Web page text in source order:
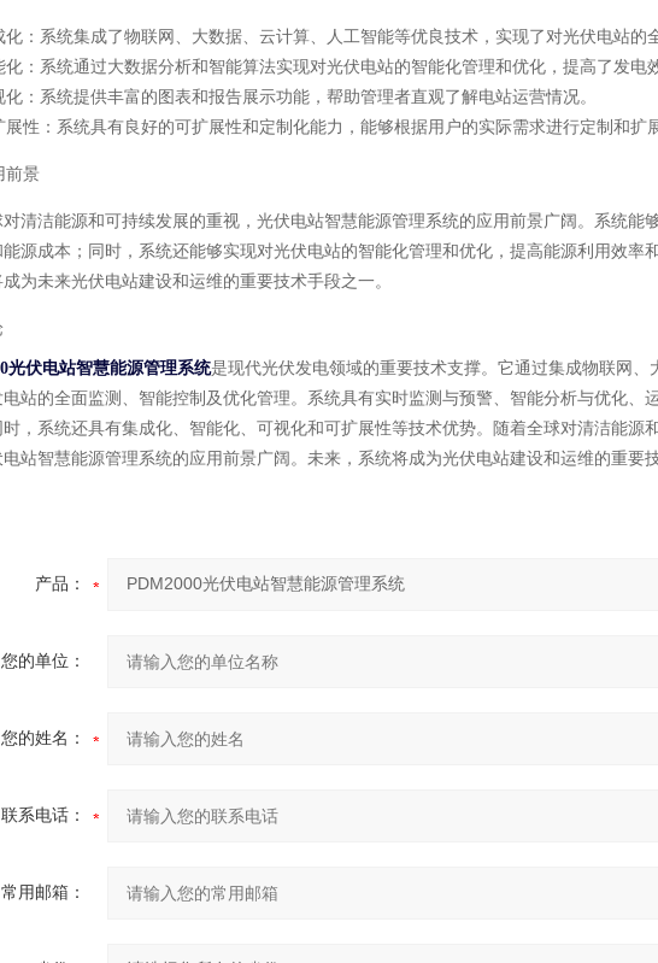
化 ：系统集成了物联网、大数据、云计算、人工智能等优良技术，实现了对光伏电站的
化 ：系统通过大数据分析和智能算法实现对光伏电站的智能化管理和优化，提高了发电
化 ：系统提供丰富的图表和报告展示功能，帮助管理者直观了解电站运营情况。
展性 ：系统具有良好的可扩展性和定制化能力，能够根据用户的实际需求进行定制和扩
前景
对清洁能源和可持续发展的重视，光伏电站智慧能源管理系统的应用前景广阔。系统能
源成本；同时，系统还能够实现对光伏电站的智能化管理和优化，提高能源利用效率
为未来光伏电站建设和运维的重要技术手段之一。
光伏电站智慧能源管理系统是现代光伏发电领域的重要技术支撑。它通过集成物联网
站的全面监测、智能控制及优化管理。系统具有实时监测与预警、智能分析与优化、
，系统还具有集成化、智能化、可视化和可扩展性等技术优势。随着全球对清洁能源
电站智慧能源管理系统的应用前景广阔。未来，系统将成为光伏电站建设和运维的重要
产品：
您的单位：
您的姓名：
联系电话：
常用邮箱：